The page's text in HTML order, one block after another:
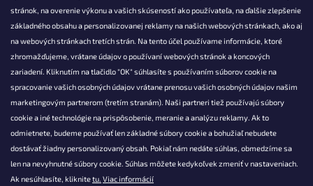
stránok, na overenie výkonu a vašich skúseností ako používateľa, na ďalšie zlepšenie
základného obsahu a personalizovanej reklamy na našich webových stránkach, ako aj
na webových stránkach tretích strán. Na tento účel používame informácie, ktoré
zhromažďujeme, vrátane údajov o používaní webových stránok a koncových
zariadení. Kliknutím na tlačidlo "OK" súhlasíte s používaním súborov cookie na
spracovanie vašich osobných údajov vrátane prenosu vašich osobných údajov našim
marketingovým partnerom (tretím stranám). Naši partneri tiež používajú súbory
cookie a iné technológie na prispôsobenie, meranie a analýzu reklamy. Ak to
odmietnete, budeme používať len základné súbory cookie a bohužiaľ nebudete
dostávať žiadny personalizovaný obsah. Pokiaľ nám nedáte súhlas, obmedzíme sa
len na nevyhnutné súbory cookie. Súhlas môžete kedykoľvek zmeniť v nastaveniach.
Ak nesúhlasíte, kliknitetu. Viac informácií
KONTAKT
info@falanzo.sk
Falanzo.sk
FalanzoSK